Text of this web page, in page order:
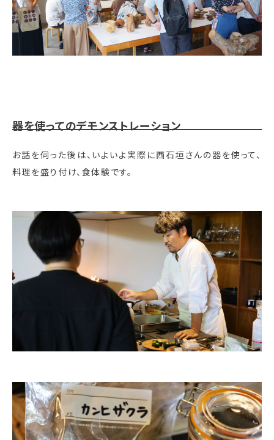
器を使ってのデモンストレーション
お話を伺った後は、いよいよ実際に西石垣さんの器を使って、
料理を盛り付け、食体験です。